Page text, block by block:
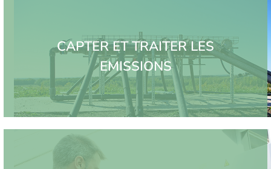
CAPTER ET TRAITER LES
EMISSIONS